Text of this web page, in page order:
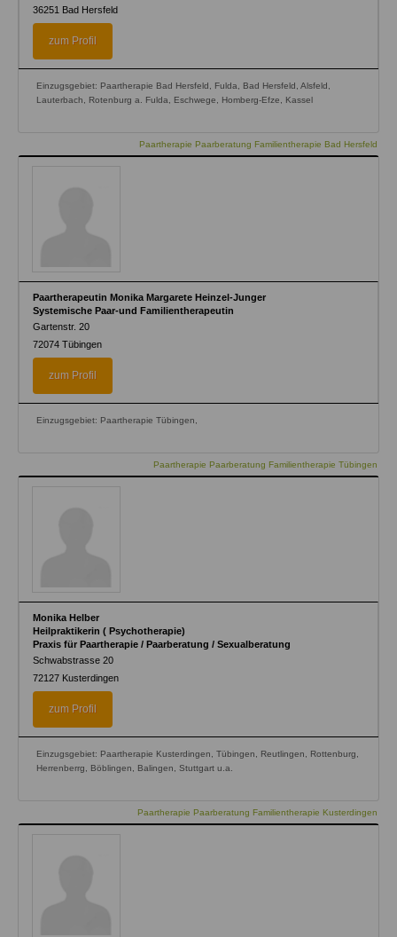
36251 Bad Hersfeld
zum Profil
Einzugsgebiet: Paartherapie Bad Hersfeld, Fulda, Bad Hersfeld, Alsfeld,
Lauterbach, Rotenburg a. Fulda, Eschwege, Homberg-Efze, Kassel
Paartherapie Paarberatung Familientherapie Bad Hersfeld
Paartherapeutin Monika Margarete Heinzel-Junger
Systemische Paar-und Familientherapeutin
Gartenstr. 20
72074 Tübingen
zum Profil
Einzugsgebiet: Paartherapie Tübingen,
Paartherapie Paarberatung Familientherapie Tübingen
Monika Helber
Heilpraktikerin ( Psychotherapie)
Praxis für Paartherapie / Paarberatung / Sexualberatung
Schwabstrasse 20
72127 Kusterdingen
zum Profil
Einzugsgebiet: Paartherapie Kusterdingen, Tübingen, Reutlingen, Rottenburg,
Herrenberrg, Böblingen, Balingen, Stuttgart u.a.
Paartherapie Paarberatung Familientherapie Kusterdingen